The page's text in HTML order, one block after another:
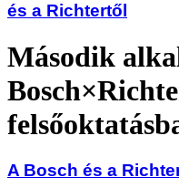
és a Richtertől
Második
A Bosch és a